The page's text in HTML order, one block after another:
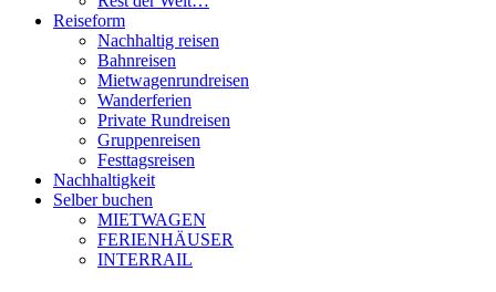
Reiseform
Nachhaltig reisen
Bahnreisen
Mietwagenrundreisen
Wanderferien
Private Rundreisen
Gruppenreisen
Festtagsreisen
Nachhaltigkeit
Selber buchen
MIETWAGEN
FERIENHÄUSER
INTERRAIL